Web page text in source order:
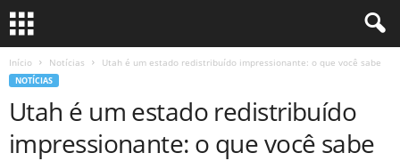
Início Notícias Utah é um estado redistribuído impressionante: o que você sabe
NOTÍCIAS
Utah é um estado redistribuído
impressionante: o que você sabe